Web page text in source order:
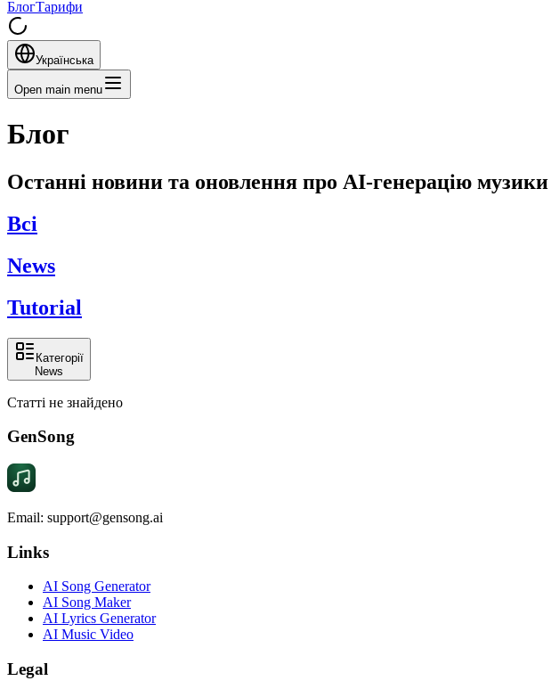
БлогТарифи
Українська
Open main menu
Блог
Останні новини та оновлення про AI-генерацію музики
Всі
News
Tutorial
Категорії
News
Статті не знайдено
GenSong
Email: support@gensong.ai
Links
AI Song Generator
AI Song Maker
AI Lyrics Generator
AI Music Video
Legal